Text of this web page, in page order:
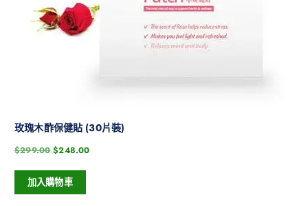
玫瑰木酢保健貼 (30片裝)
$299.00 $248.00
加入購物車